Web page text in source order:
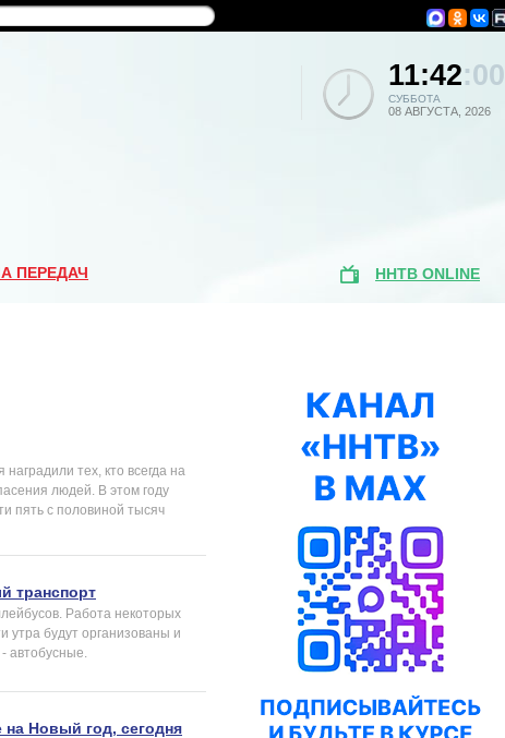
11:42:00
СУББОТА
08 АВГУСТА, 2026
ПЕРЕДАЧ ННТВ ONLINE
тех, кто всегда на
людей. В этом году
пять с половиной тысяч
транспорт
Работа некоторых
утра будут организованы и
автобусные.
на Новый год, сегодня